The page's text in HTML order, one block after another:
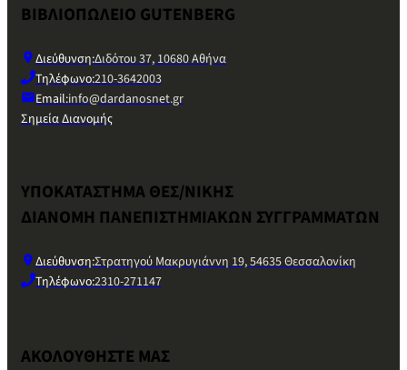
ΒΙΒΛΙΟΠΩΛΕΙΟ GUTENBERG
Διεύθυνση:Διδότου 37, 10680 Αθήνα
Τηλέφωνο:210-3642003
Email:info@dardanosnet.gr
Σημεία Διανομής
ΥΠΟΚΑΤΑΣΤΗΜΑ ΘΕΣ/ΝΙΚΗΣ
ΔΙΑΝΟΜΗ ΠΑΝΕΠΙΣΤΗΜΙΑΚΩΝ ΣΥΓΓΡΑΜΜΑΤΩΝ
Διεύθυνση:Στρατηγού Μακρυγιάννη 19, 54635 Θεσσαλονίκη
Τηλέφωνο:2310-271147
ΑΚΟΛΟΥΘΗΣΤΕ ΜΑΣ